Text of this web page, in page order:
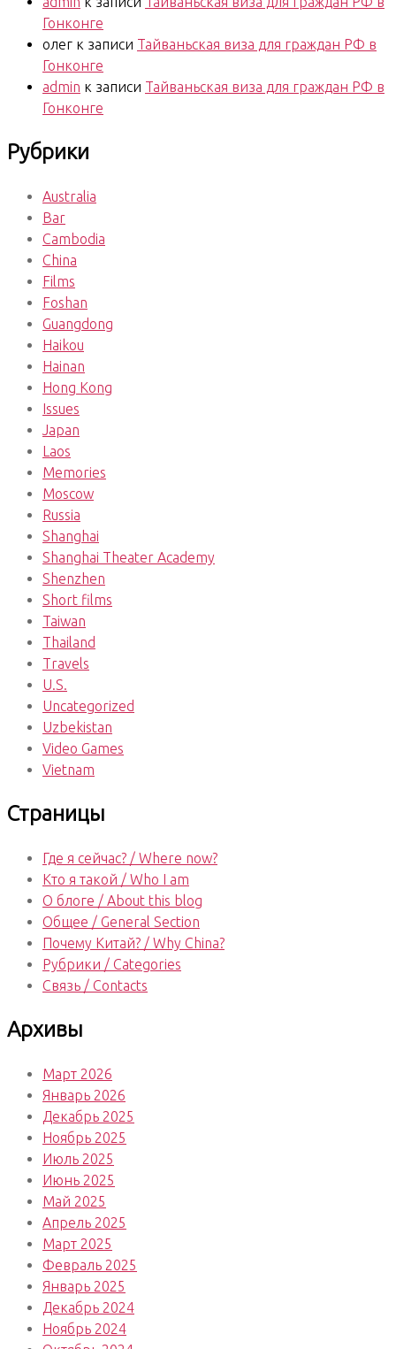
Гонконге
олег к записи Тайваньская виза для граждан РФ в
Гонконге
admin к записи Тайваньская виза для граждан РФ в
Гонконге
Рубрики
Australia
Bar
Cambodia
China
Films
Foshan
Guangdong
Haikou
Hainan
Hong Kong
Issues
Japan
Laos
Memories
Moscow
Russia
Shanghai
Shanghai Theater Academy
Shenzhen
Short films
Taiwan
Thailand
Travels
U.S.
Uncategorized
Uzbekistan
Video Games
Vietnam
Страницы
Где я сейчас? / Where now?
Кто я такой / Who I am
О блоге / About this blog
Общее / General Section
Почему Китай? / Why China?
Рубрики / Categories
Связь / Contacts
Архивы
Март 2026
Январь 2026
Декабрь 2025
Ноябрь 2025
Июль 2025
Июнь 2025
Май 2025
Апрель 2025
Март 2025
Февраль 2025
Январь 2025
Декабрь 2024
Ноябрь 2024